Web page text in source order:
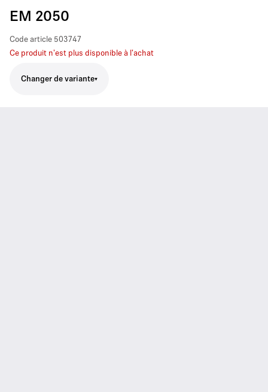
EM 2050
Code article 503747
Ce produit n'est plus disponible à l'achat
Changer de variante